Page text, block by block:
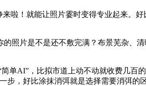
啦！就能让照片霎时变得专业起来。
片是不是还不敷完满？布景芜杂、
AI”，比拟市道上动不动就收费几百
，好比涂抹消弭就是选择需要消弭的区